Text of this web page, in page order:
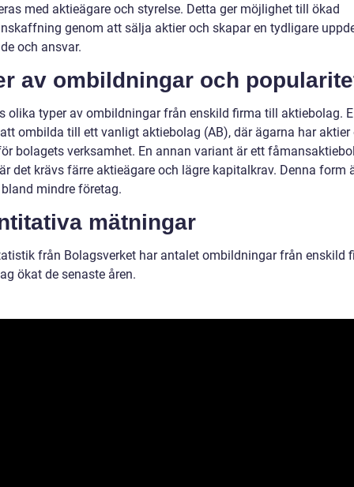
med aktieägare och styrelse. Detta ger möjlighet till ökad
genom att sälja aktier och skapar en tydligare
och ansvar.
av ombildningar och
olika typer av ombildningar från enskild firma till aktiebolag.
ombilda till ett vanligt aktiebolag (AB), där ägarna har aktier
bolagets verksamhet. En annan variant är ett
det krävs färre aktieägare och lägre kapitalkrav. Denna form
mindre företag.
mätningar
från Bolagsverket har antalet ombildningar från enskild
ökat de senaste åren.